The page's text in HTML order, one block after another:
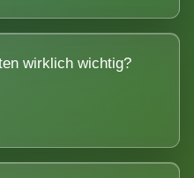
wirklich wichtig?